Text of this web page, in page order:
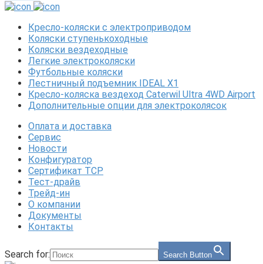
Кресло-коляски с электроприводом
Коляски ступенькоходные
Коляски вездеходные
Легкие электроколяски
Футбольные коляски
Лестничный подъемник IDEAL X1
Кресло-коляска вездеход Caterwil Ultra 4WD Airport
Дополнительные опции для электроколясок
Оплата и доставка
Сервис
Новости
Конфигуратор
Сертификат ТСР
Тест-драйв
Трейд-ин
О компании
Документы
Контакты
Search for: Search Button